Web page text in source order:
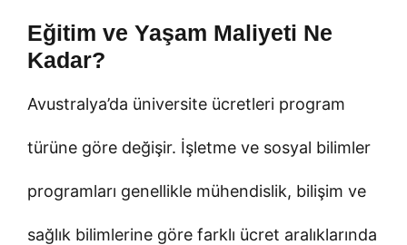
Eğitim ve Yaşam Maliyeti Ne
Kadar?
Avustralya’da üniversite ücretleri program
türüne göre değişir. İşletme ve sosyal bilimler
programları genellikle mühendislik, bilişim ve
sağlık bilimlerine göre farklı ücret aralıklarında